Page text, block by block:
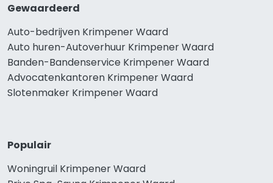
Gewaardeerd
Auto-bedrijven Krimpener Waard
Auto huren-Autoverhuur Krimpener Waard
Banden-Bandenservice Krimpener Waard
Advocatenkantoren Krimpener Waard
Slotenmaker Krimpener Waard
Populair
Woningruil Krimpener Waard